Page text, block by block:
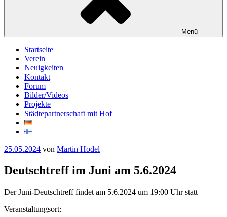
Menü
Startseite
Verein
Neuigkeiten
Kontakt
Forum
Bilder/Videos
Projekte
Städtepartnerschaft mit Hof
Veröffentlicht
25.05.2024 von Martin Hodel
Deutschtreff im Juni am 5.6.2024
Der Juni-Deutschtreff findet am 5.6.2024 um 19:00 Uhr statt
Veranstaltungsort: